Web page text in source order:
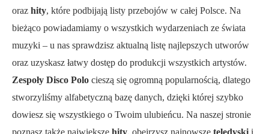
oraz hity, które podbijają listy przebojów w całej Polsce. Na
bieżąco powiadamiamy o wszystkich wydarzeniach ze świata
muzyki – u nas sprawdzisz aktualną listę najlepszych utworów
oraz uzyskasz łatwy dostęp do produkcji wszystkich artystów.
Zespoły Disco Polo cieszą się ogromną popularnością, dlatego
stworzyliśmy alfabetyczną bazę danych, dzięki której szybko
dowiesz się wszystkiego o Twoim ulubieńcu. Na naszej stronie